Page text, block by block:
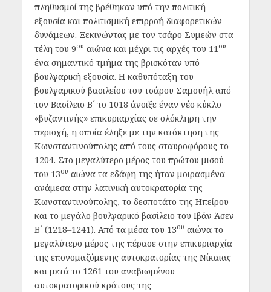
πληθυσμοί της βρέθηκαν υπό την πολιτική
εξουσία και πολιτισμική επιρροή διαφορετικών
δυνάμεων. Ξεκινώντας με τον τσάρο Συμεών στα
τέλη του 9ου αιώνα και μέχρι τις αρχές του 11 ου
ένα σημαντικό τμήμα της βρισκόταν υπό
βουλγαρική εξουσία. Η καθυπόταξη του
βουλγαρικού βασιλείου του τσάρου Σαμουήλ από
τον Βασίλειο Β´ το 1018 άνοιξε έναν νέο κύκλο
«βυζαντινής» επικυριαρχίας σε ολόκληρη την
περιοχή, η οποία έληξε με την κατάκτηση της
Κωνσταντινούπολης από τους σταυροφόρους το
1204. Στο μεγαλύτερο μέρος του πρώτου μισού
του 13ου αιώνα τα εδάφη της ήταν μοιρασμένα
ανάμεσα στην λατινική αυτοκρατορία της
Κωνσταντινούπολης, το δεσποτάτο της Ηπείρου
και το μεγάλο βουλγαρικό βασίλειο του Ιβάν Άσεν
Β´ (1218–1241). Από τα μέσα του 13ου αιώνα το
μεγαλύτερο μέρος της πέρασε στην επικυριαρχία
της επονομαζόμενης αυτοκρατορίας της Νίκαιας
και μετά το 1261 του αναβιωμένου
αυτοκρατορικού κράτους της